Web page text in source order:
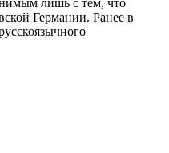
лишь с тем, что
Германии. Ранее в